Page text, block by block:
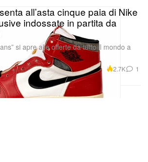
all’asta cinque paia di Nike
indossate in partita da
si apre alle offerte da tutto il mondo a
2.7K 1